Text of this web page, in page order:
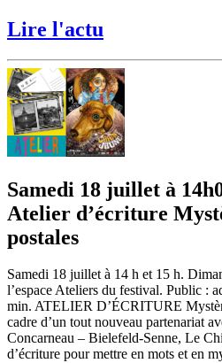
Lire l'actu
Samedi 18 juillet à
Atelier d’écriture
postales
Samedi 18 juillet à 14 h et 15 h.
l’espace Ateliers du festival. Public :
min. ATELIER D’ÉCRITURE
cadre d’un tout nouveau partenariat
Concarneau – Bielefeld-Senne, Le
d’écriture pour mettre en mots et en